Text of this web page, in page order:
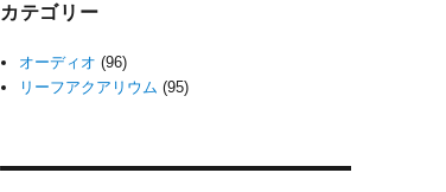
カテゴリー
オーディオ (96)
リーフアクアリウム (95)